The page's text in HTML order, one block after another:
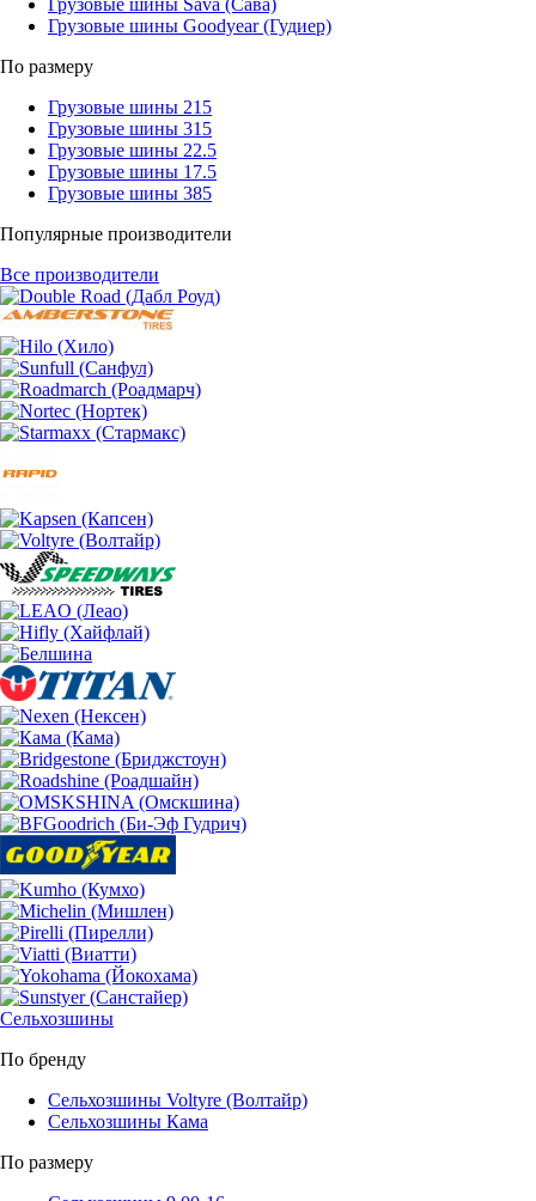
Грузовые шины Sava (Сава)
Грузовые шины Goodyear (Гудиер)
По размеру
Грузовые шины 215
Грузовые шины 315
Грузовые шины 22.5
Грузовые шины 17.5
Грузовые шины 385
Популярные производители
Все производители
Сельхозшины
По бренду
Сельхозшины Voltyre (Волтайр)
Сельхозшины Кама
По размеру